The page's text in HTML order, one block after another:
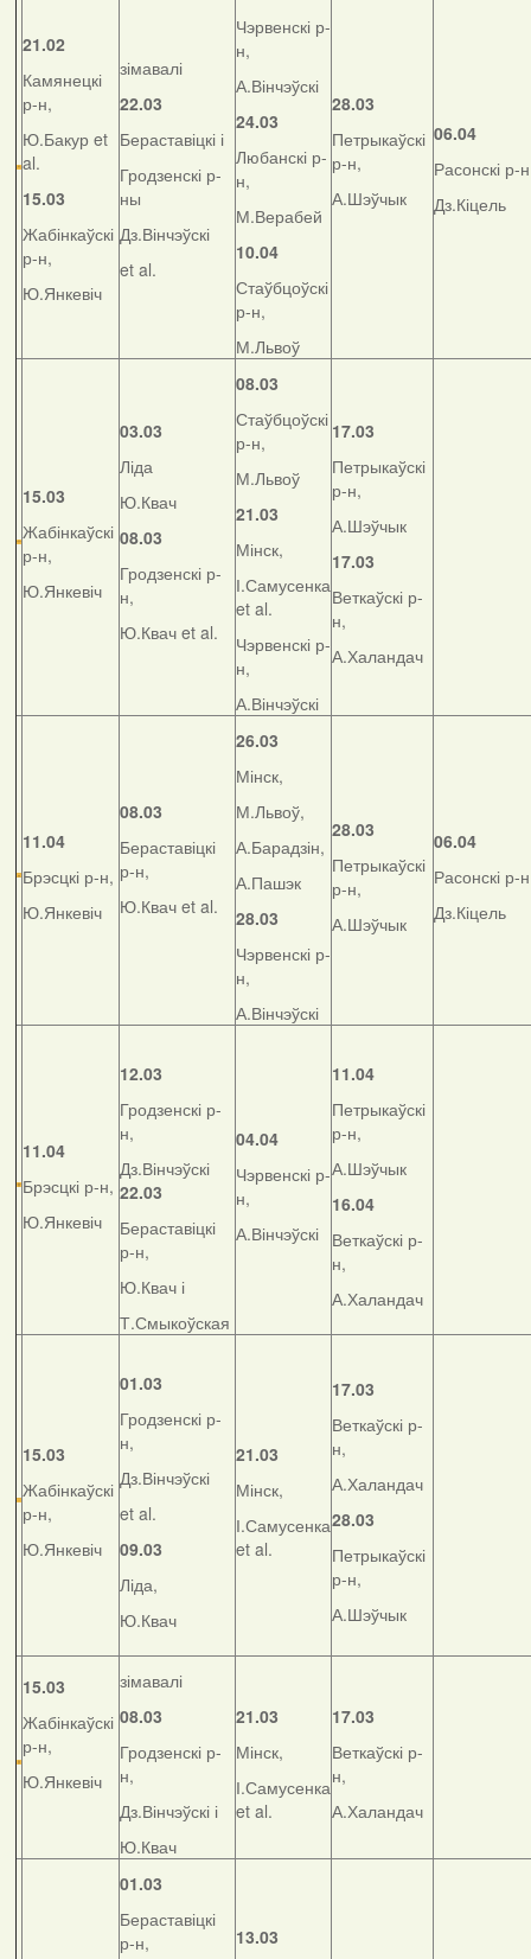
21.02
Камянецкі
р-н,
Ю.Бакур et
al.
15.03
Жабінкаўскі
р-н,
Ю.Янкевіч
зімавалі
22.03
Бераставіцкі і
Гродзенскі р-
ны
Дз.Вінчэўскі
et al.
Чэрвенскі р-
н,
А.Вінчэўскі
24.03
Любанскі р-
н,
М.Верабей
10.04
Стаўбцоўскі
р-н,
М.Львоў
28.03
Петрыкаўскі
р-н,
А.Шэўчык
06.04
Расонскі р-
Дз.Кіцель
15.03
Жабінкаўскі
р-н,
Ю.Янкевіч
03.03
Ліда
Ю.Квач
08.03
Гродзенскі р-
н,
Ю.Квач et al.
08.03
Стаўбцоўскі
р-н,
М.Львоў
21.03
Мінск,
І.Самусенка
et al.
Чэрвенскі р-
н,
А.Вінчэўскі
17.03
Петрыкаўскі
р-н,
А.Шэўчык
17.03
Веткаўскі р-
н,
А.Халандач
11.04
Брэсцкі р-н,
Ю.Янкевіч
08.03
Бераставіцкі
р-н,
Ю.Квач et al.
26.03
Мінск,
М.Львоў,
А.Барадзін,
А.Пашэк
28.03
Чэрвенскі р-
н,
А.Вінчэўскі
28.03
Петрыкаўскі
р-н,
А.Шэўчык
06.04
Расонскі р-
Дз.Кіцель
11.04
Брэсцкі р-н,
Ю.Янкевіч
12.03
Гродзенскі р-
н,
Дз.Вінчэўскі
22.03
Бераставіцкі
р-н,
Ю.Квач і
Т.Смыкоўская
04.04
Чэрвенскі р-
н,
А.Вінчэўскі
11.04
Петрыкаўскі
р-н,
А.Шэўчык
16.04
Веткаўскі р-
н,
А.Халандач
15.03
Жабінкаўскі
р-н,
Ю.Янкевіч
01.03
Гродзенскі р-
н,
Дз.Вінчэўскі
et al.
09.03
Ліда,
Ю.Квач
21.03
Мінск,
І.Самусенка
et al.
17.03
Веткаўскі р-
н,
А.Халандач
28.03
Петрыкаўскі
р-н,
А.Шэўчык
15.03
Жабінкаўскі
р-н,
Ю.Янкевіч
зімавалі
08.03
Гродзенскі р-
н,
Дз.Вінчэўскі і
Ю.Квач
21.03
Мінск,
І.Самусенка
et al.
17.03
Веткаўскі р-
н,
А.Халандач
01.03
Бераставіцкі
р-н,
13.03